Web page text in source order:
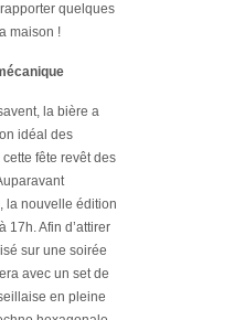
quelques
maison !
la bière a
idéal des
fête revêt des
la nouvelle édition
17h. Afin d’attirer
sur une soirée
avec un set de
en pleine